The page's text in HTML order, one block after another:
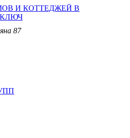
И КОТТЕДЖЕЙ В
КЛЮЧ
87